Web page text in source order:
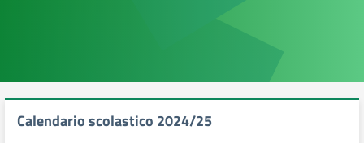
Calendario scolastico 2024/25